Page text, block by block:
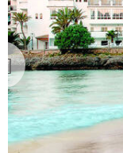
Previous